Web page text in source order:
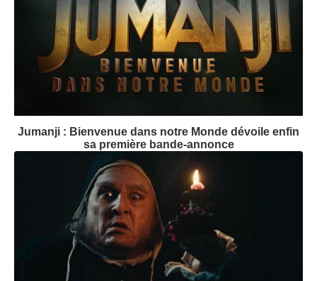
Jumanji : Bienvenue dans notre Monde dévoile enfin
sa première bande-annonce